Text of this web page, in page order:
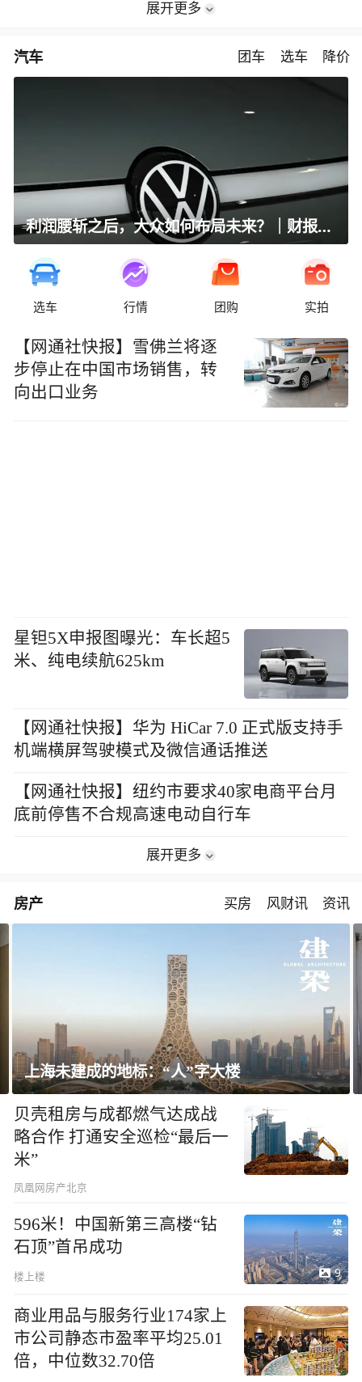
展开更多
汽车 团车 选车 降价
利润腰斩之后，大众如何布局未来？｜财报全视角
选车 行情 团购 实拍
【网通社快报】雪佛兰将逐
步停止在中国市场销售，转
向出口业务
星钽5X申报图曝光：车长超5
米、纯电续航625km
【网通社快报】华为 HiCar 7.0 正式版支持手
机端横屏驾驶模式及微信通话推送
【网通社快报】纽约市要求40家电商平台月
底前停售不合规高速电动自行车
展开更多
房产 买房 风财讯 资讯
飘窗竟然能变身全屋C位 都后悔没早知道
贝壳租房与成都燃气达成战
略合作 打通安全巡检“最后一
米”
凤凰网房产北京
596米！中国新第三高楼“钻
石顶”首吊成功
楼上楼 9
商业用品与服务行业174家上
市公司静态市盈率平均25.01
倍，中位数32.70倍